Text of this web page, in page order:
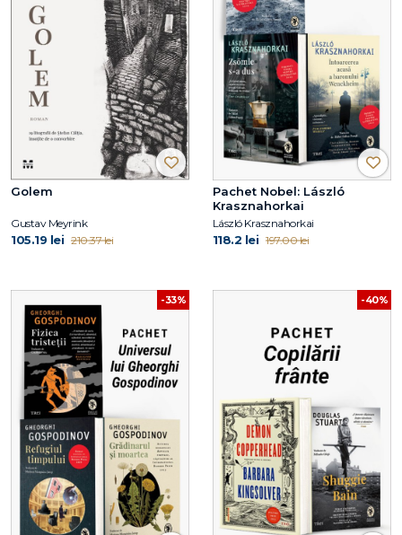
Golem
Gustav Meyrink
105.19 lei 210.37 lei
Pachet Nobel: László
Krasznahorkai
László Krasznahorkai
118.2 lei 197.00 lei
-33% -40%